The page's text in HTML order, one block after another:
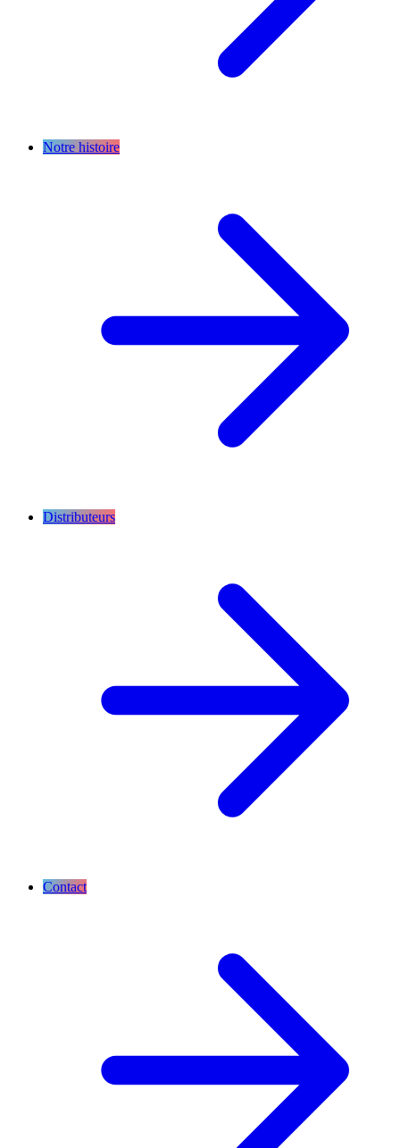
Notre histoire
Distributeurs
Contact